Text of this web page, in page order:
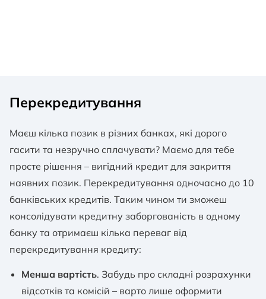
Перекредитування
Маєш кілька позик в різних банках, які дорого
гасити та незручно сплачувати? Маємо для тебе
просте рішення – вигідний кредит для закриття
наявних позик. Перекредитування одночасно до 10
банківських кредитів. Таким чином ти зможеш
консолідувати кредитну заборгованість в одному
банку та отримаєш кілька переваг від
перекредитування кредиту:
Менша вартість. Забудь про складні розрахунки
відсотків та комісій – варто лише оформити